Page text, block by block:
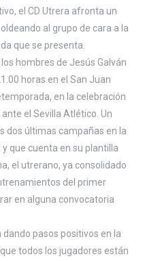
el CD Utrera afronta un
al grupo de cara a la
que se presenta.
hombres de Jesús Galván
horas en el San Juan
en la celebración
ante el Sevilla Atlético. Un
dos últimas campañas en la
que cuenta en su plantilla
el utrerano, ya consolidado
del primer
en alguna convocatoria
pasos positivos en la
todos los jugadores están